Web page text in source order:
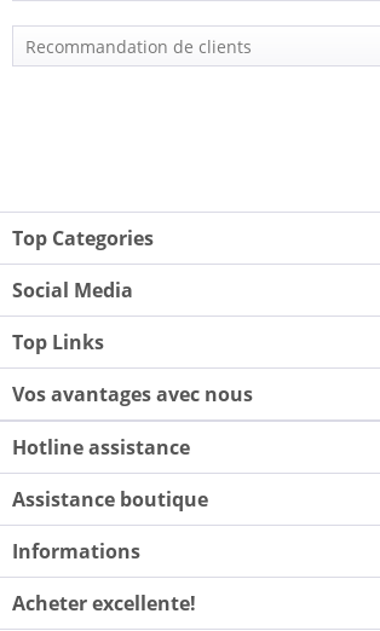
Top Categories
Social Media
Top Links
Vos avantages avec nous
Hotline assistance
Assistance boutique
Informations
Acheter excellente!